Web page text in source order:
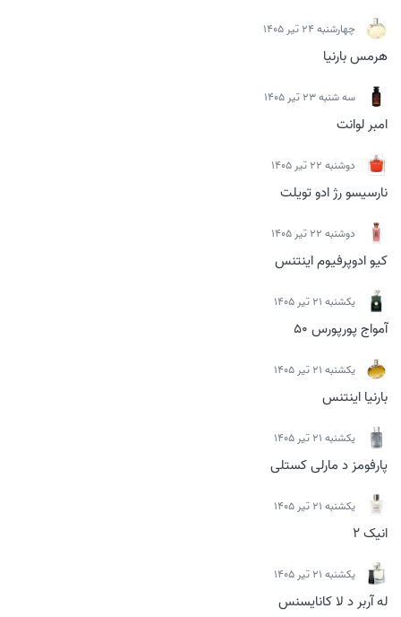
چهارشنبه 24 تیر 1405
هرمس بارنیا
سه شنبه 23 تیر 1405
امبر لوانت
دوشنبه 22 تیر 1405
نارسیسو رژ ادو تویلت
دوشنبه 22 تیر 1405
کیو ادوپرفیوم اینتنس
يكشنبه 21 تیر 1405
آمواج پورپورس 50
يكشنبه 21 تیر 1405
بارنیا اینتنس
يكشنبه 21 تیر 1405
پارفومز د مارلی کستلی
يكشنبه 21 تیر 1405
انیک 2
يكشنبه 21 تیر 1405
له آربر د لا کانایسنس